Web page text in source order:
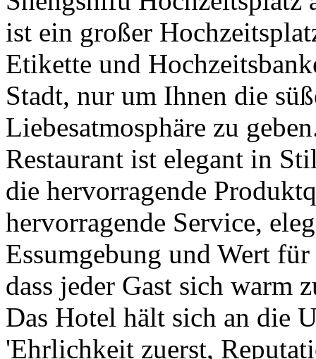
ist ein großer
Etikette und
Stadt, nur um Ihnen die
Liebesatmosphäre zu
Restaurant ist elegant in
die hervorragende
hervorragende Service,
Essumgebung und Wert
dass jeder Gast sich warm
Das Hotel hält sich an die
'Ehrlichkeit zuerst,